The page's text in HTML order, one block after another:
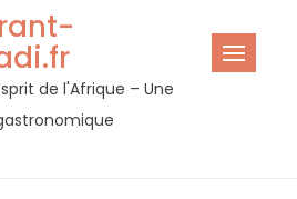
de l'Afrique – Une